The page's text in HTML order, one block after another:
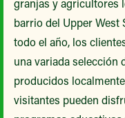
granjas y agricultores
barrio del Upper West
todo el año, los
una variada selección
producidos
visitantes pueden